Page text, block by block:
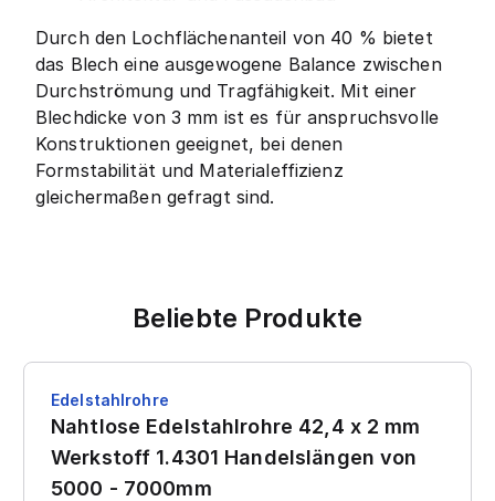
Durch den Lochflächenanteil von 40 % bietet
das Blech eine ausgewogene Balance zwischen
Durchströmung und Tragfähigkeit. Mit einer
Blechdicke von 3 mm ist es für anspruchsvolle
Konstruktionen geeignet, bei denen
Formstabilität und Materialeffizienz
gleichermaßen gefragt sind.
Beliebte Produkte
Edelstahlrohre
Nahtlose Edelstahlrohre 42,4 x 2 mm
Werkstoff 1.4301 Handelslängen von
5000 - 7000mm